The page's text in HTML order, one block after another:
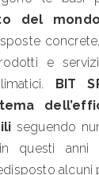
del
e
BIT
seguendo
in questi
alcuni